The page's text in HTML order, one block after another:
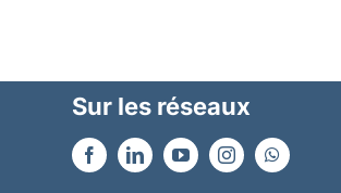
Sur les réseaux